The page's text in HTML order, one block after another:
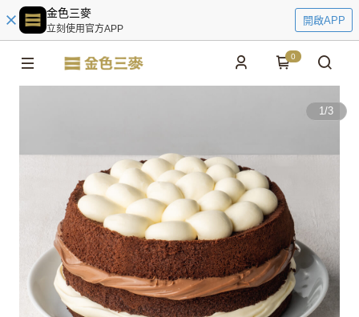
金色三麥
立刻使用官方APP
開啟APP
0
1/3